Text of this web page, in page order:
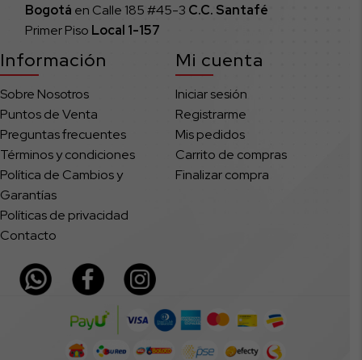
Bogotá en Calle 185 #45-3 C.C. Santafé
Primer Piso Local 1-157
Información
Sobre Nosotros
Puntos de Venta
Preguntas frecuentes
Términos y condiciones
Política de Cambios y
Garantías
Políticas de privacidad
Contacto
Mi cuenta
Iniciar sesión
Registrarme
Mis pedidos
Carrito de compras
Finalizar compra